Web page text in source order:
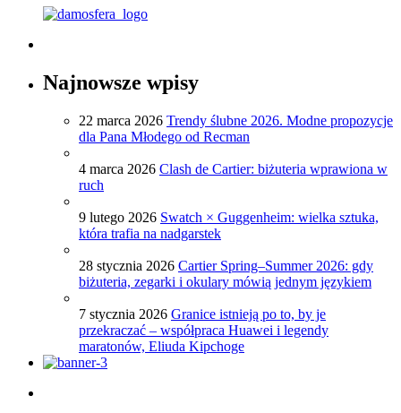
Najnowsze wpisy
22 marca 2026 Trendy ślubne 2026. Modne propozycje
dla Pana Młodego od Recman
4 marca 2026 Clash de Cartier: biżuteria wprawiona w
ruch
9 lutego 2026 Swatch × Guggenheim: wielka sztuka,
która trafia na nadgarstek
28 stycznia 2026 Cartier Spring–Summer 2026: gdy
biżuteria, zegarki i okulary mówią jednym językiem
7 stycznia 2026 Granice istnieją po to, by je
przekraczać – współpraca Huawei i legendy
maratonów, Eliuda Kipchoge